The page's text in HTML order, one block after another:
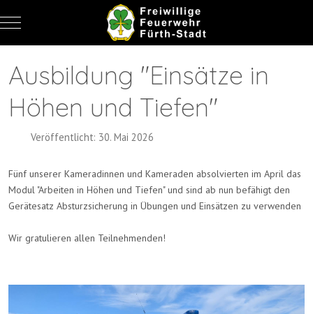
Mobile Menu Toggle
Ausbildung "Einsätze in
Höhen und Tiefen"
Veröffentlicht: 30. Mai 2026
Fünf unserer Kameradinnen und Kameraden absolvierten im April das
Modul "Arbeiten in Höhen und Tiefen" und sind ab nun befähigt den
Gerätesatz Absturzsicherung in Übungen und Einsätzen zu verwenden
Wir gratulieren allen Teilnehmenden!